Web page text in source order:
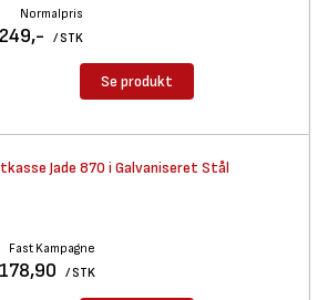
Normalpris
/ STK
Se produkt
Jade 870 i Galvaniseret Stål
Fast Kampagne
/ STK